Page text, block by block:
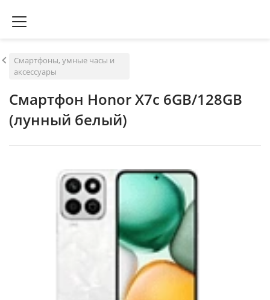
Смартфоны, умные часы и
аксессуары
Смартфон Honor X7c 6GB/128GB
(лунный белый)